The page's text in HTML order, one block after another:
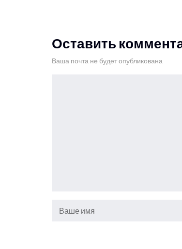
Оставить
Ваша почта не будет опубликована